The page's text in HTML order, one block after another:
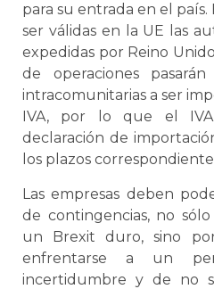
para su entrada en el
ser válidas en la UE las
expedidas por Reino
de operaciones
intracomunitarias a ser
IVA, por lo que el
declaración de
los plazos
Las empresas deben
de contingencias, no
un Brexit duro, sino
enfrentarse a un
incertidumbre y de no